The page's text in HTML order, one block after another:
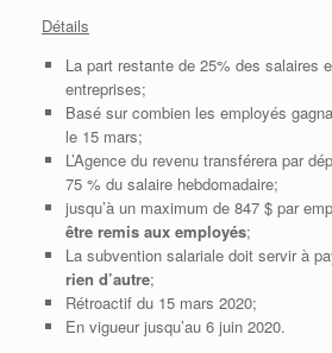
Détails
La part restante de 25% des salaires
entreprises;
Basé sur combien les employés
le 15 mars;
L’Agence du revenu transférera par
75 % du salaire hebdomadaire;
jusqu’à un maximum de 847 $ par
être remis aux employés;
La subvention salariale doit servir à
rien d’autre;
Rétroactif du 15 mars 2020;
En vigueur jusqu’au 6 juin 2020.